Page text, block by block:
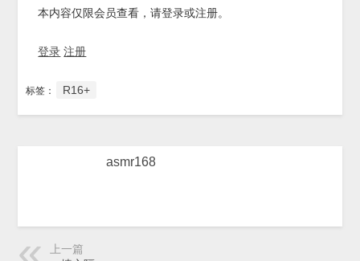
本内容仅限会员查看，请登录或注册。
登录 注册
标签： R16+
asmr168
上一篇